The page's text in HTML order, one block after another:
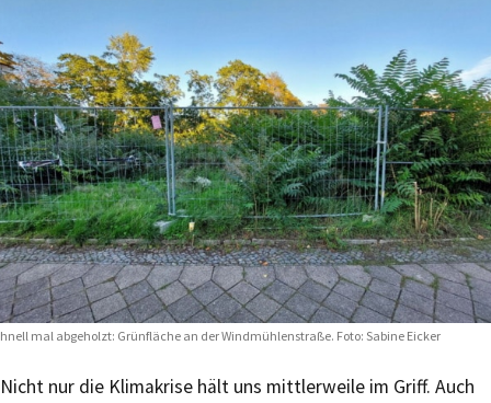
mal abgeholzt: Grünfläche an der Windmühlenstraße. Foto: Sabine Eicker
Nicht nur die Klimakrise hält uns mittlerweile im Griff. Auch